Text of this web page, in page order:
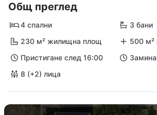
Общ преглед
4 спални
3 бани
230 м² жилищна площ
500 м²
Пристигане след 16:00
8 (+2) лица